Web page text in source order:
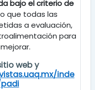
bajo el criterio de
que todas las
a evaluación,
para
web y
inde